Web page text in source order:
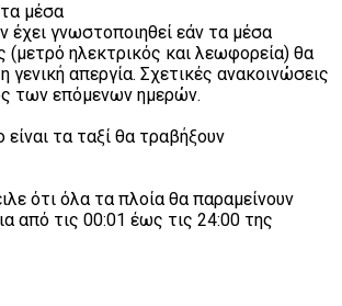
μέσα
έχει γνωστοποιηθεί εάν τα μέσα
(μετρό ηλεκτρικός και λεωφορεία) θα
απεργία. Σχετικές ανακοινώσεις
των επόμενων ημερών.
τα ταξί θα τραβήξουν
ότι όλα τα πλοία θα παραμείνουν
από τις 00:01 έως τις 24:00 της